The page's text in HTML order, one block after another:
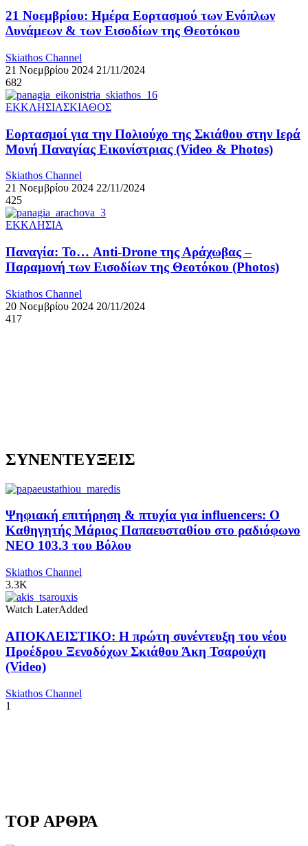
21 Νοεμβρίου: Ημέρα Εορτασμού των Ενόπλων
Δυνάμεων & των Εισοδίων της Θεοτόκου
Skiathos Channel
21 Νοεμβρίου 2024 21/11/2024
682
ΕΚΚΛΗΣΙΑΣΚΙΑΘΟΣ
Εορτασμοί για την Πολιούχο της Σκιάθου στην Ιερά
Μονή Παναγίας Εικονίστριας (Video & Photos)
Skiathos Channel
21 Νοεμβρίου 2024 22/11/2024
425
ΕΚΚΛΗΣΙΑ
Παναγία: Το… Anti-Drone της Αράχωβας –
Παραμονή των Εισοδίων της Θεοτόκου (Photos)
Skiathos Channel
20 Νοεμβρίου 2024 20/11/2024
417
ΣΥΝΕΝΤΕΥΞΕΙΣ
Ψηφιακή επιτήρηση & πτυχία για influencers: Ο
Καθηγητής Μάριος Παπαευσταθίου στο ραδιόφωνο
NEO 103.3 του Βόλου
Skiathos Channel
3.3K
Watch LaterAdded
ΑΠΟΚΛΕΙΣΤΙΚΟ: Η πρώτη συνέντευξη του νέου
Προέδρου Ξενοδόχων Σκιάθου Άκη Τσαρούχη
(Video)
Skiathos Channel
1
TOP ΑΡΘΡΑ